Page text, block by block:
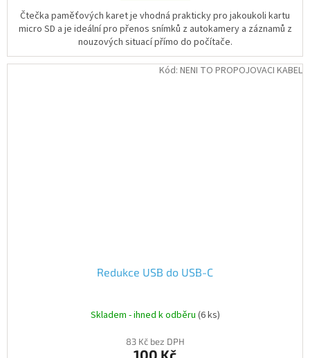
Čtečka paměťových karet je vhodná prakticky pro jakoukoli kartu
micro SD a je ideální pro přenos snímků z autokamery a záznamů z
nouzových situací přímo do počítače.
Redukce USB do USB-C
Skladem - ihned k odběru (6 ks)
83 Kč bez DPH
100 Kč
Kód: NENI TO PROPOJOVACI KABEL